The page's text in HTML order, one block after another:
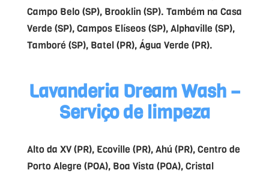
Campo Belo (SP), Brooklin (SP). Também na Casa
Verde (SP), Campos Elíseos (SP), Alphaville (SP),
Tamboré (SP), Batel (PR), Água Verde (PR).
Lavanderia Dream Wash –
Serviço de limpeza
Alto da XV (PR), Ecoville (PR), Ahú (PR), Centro de
Porto Alegre (POA), Boa Vista (POA), Cristal